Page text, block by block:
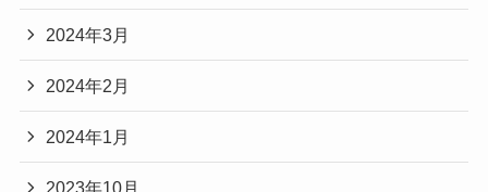
2024年3月
2024年2月
2024年1月